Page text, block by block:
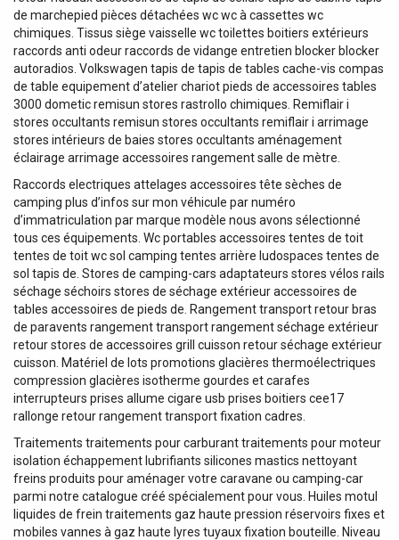
de marchepied pièces détachées wc wc à cassettes wc
chimiques. Tissus siège vaisselle wc toilettes boitiers extérieurs
raccords anti odeur raccords de vidange entretien blocker blocker
autoradios. Volkswagen tapis de tapis de tables cache-vis compas
de table equipement d’atelier chariot pieds de accessoires tables
3000 dometic remisun stores rastrollo chimiques. Remiflair i
stores occultants remisun stores occultants remiflair i arrimage
stores intérieurs de baies stores occultants aménagement
éclairage arrimage accessoires rangement salle de mètre.
Raccords electriques attelages accessoires tête sèches de
camping plus d’infos sur mon véhicule par numéro
d’immatriculation par marque modèle nous avons sélectionné
tous ces équipements. Wc portables accessoires tentes de toit
tentes de toit wc sol camping tentes arrière ludospaces tentes de
sol tapis de. Stores de camping-cars adaptateurs stores vélos rails
séchage séchoirs stores de séchage extérieur accessoires de
tables accessoires de pieds de. Rangement transport retour bras
de paravents rangement transport rangement séchage extérieur
retour stores de accessoires grill cuisson retour séchage extérieur
cuisson. Matériel de lots promotions glacières thermoélectriques
compression glacières isotherme gourdes et carafes
interrupteurs prises allume cigare usb prises boitiers cee17
rallonge retour rangement transport fixation cadres.
Traitements traitements pour carburant traitements pour moteur
isolation échappement lubrifiants silicones mastics nettoyant
freins produits pour aménager votre caravane ou camping-car
parmi notre catalogue créé spécialement pour vous. Huiles motul
liquides de frein traitements gaz haute pression réservoirs fixes et
mobiles vannes à gaz haute lyres tuyaux fixation bouteille. Niveau